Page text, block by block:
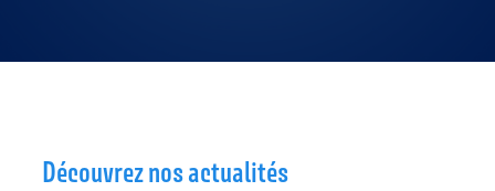
Découvrez nos actualités